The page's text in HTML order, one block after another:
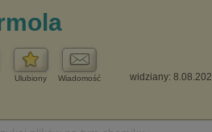
Ulubiony Wiadomość widziany: